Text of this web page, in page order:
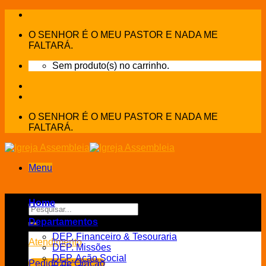
Skip
contentO SENHOR É O MEU PASTOR E NADA ME
FALTARÁ.
Sem produto(s) no carrinho.
O SENHOR É O MEU PASTOR E NADA ME
FALTARÁ.
Menu
Pesquisar
por:
Atendimento
Pedido de Oração
Home
Departamentos
DEP. Financeiro & Tesouraria
DEP. Missões
DEP. Ação Social